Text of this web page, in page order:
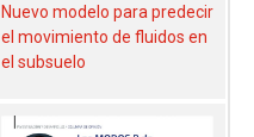
Nuevo modelo para predecir
el movimiento de fluidos en
el subsuelo